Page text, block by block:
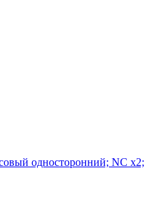
односторонний; NC x2;